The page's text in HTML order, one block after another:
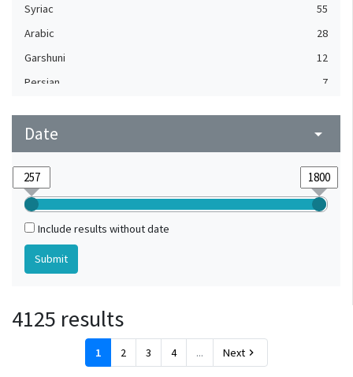
Syriac
55
Arabic
28
Garshuni
12
Persian
7
Armenian
Spanish
4
Church Slavonic
1
Coptic
1
Slavic
Date arrow_drop_down
Include results without date
4125 results
1 2 3 4 ... Next chevron_right